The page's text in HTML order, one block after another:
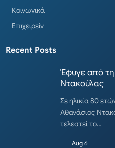
Κοινωνικά
Επιχειρείν
Recent Posts
Έφυγε από
Ντακούλας
Σε ηλικία 80
Αθανάσιος
τελεστεί το…
Aug 6